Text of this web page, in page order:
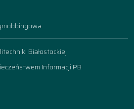
Białostockiej
Informacji PB